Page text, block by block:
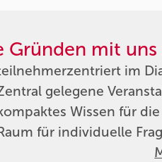
Gründen mit
im
gelegene
Wissen für die
für individuelle